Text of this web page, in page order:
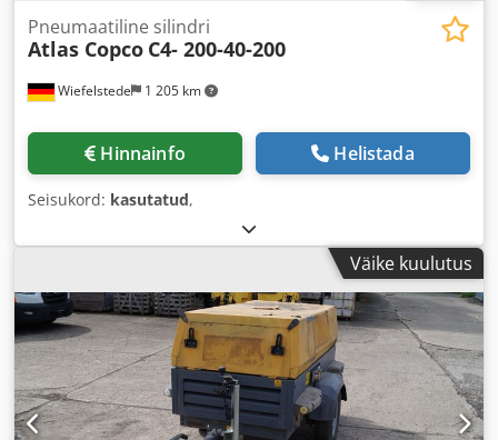
Wiefelstede 1 205 km
Pneumaatiline silindri
Atlas Copco C4- 200-40-200
Hinnainfo Helistada
Seisukord: kasutatud,
Väike kuulutus